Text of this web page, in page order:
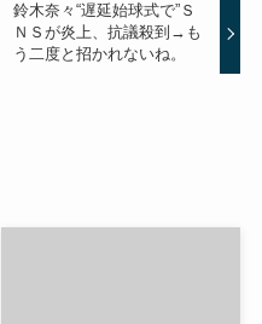
鈴木奈々“遅延始球式で”Ｓ
ＮＳが炎上、抗議殺到→も
う二度と招かれないね。